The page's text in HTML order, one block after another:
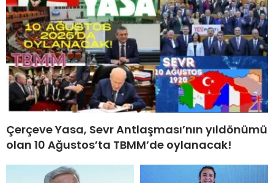
Çerçeve Yasa, Sevr Antlaşması’nın yıldönümü
olan 10 Ağustos’ta TBMM’de oylanacak!